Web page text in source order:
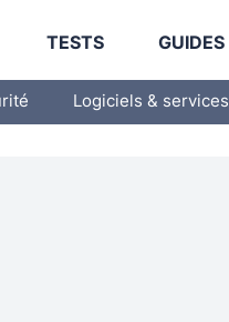
TESTS GUIDES
Logiciels & services